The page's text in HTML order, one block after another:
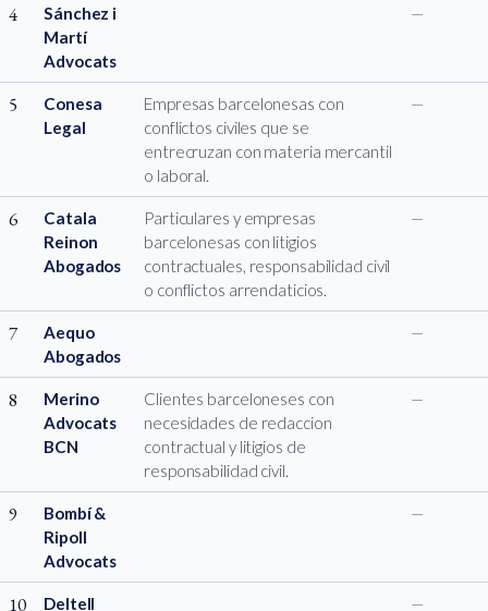
4
Sánchez i
Martí
Advocats
—
5
Conesa
Legal
Empresas barcelonesas con
conflictos civiles que se
entrecruzan con materia mercantil
o laboral.
—
6
Catala
Reinon
Abogados
Particulares y empresas
barcelonesas con litigios
contractuales, responsabilidad civil
o conflictos arrendaticios.
—
7
Aequo
Abogados
—
8
Merino
Advocats
BCN
Clientes barceloneses con
necesidades de redaccion
contractual y litigios de
responsabilidad civil.
—
9
Bombí &
Ripoll
Advocats
—
10 Deltell —